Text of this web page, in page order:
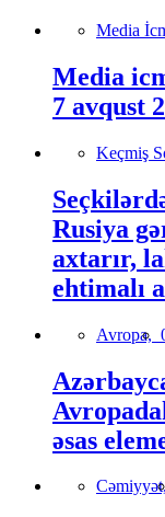
Media
Media
7 avqust
Keçmiş
Rusiya
axtarır,
ehtimalı
Avropa,
əsas